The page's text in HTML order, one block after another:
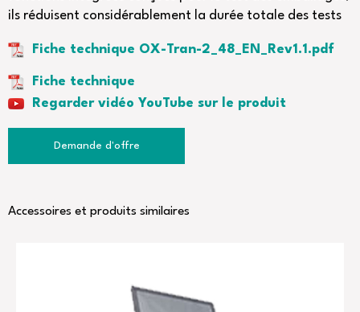
ils réduisent considérablement la durée totale des tests
Fiche technique OX-Tran-2_48_EN_Rev1.1.pdf
Fiche technique
OTR_Product_Family_Brochure_EN_Rev1.1.pdf
Regarder vidéo YouTube sur le produit
Demande d'offre
Accessoires et produits similaires